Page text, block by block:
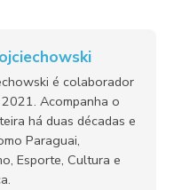
é colaborador
Acompanha o
há duas décadas e
Paraguai,
Esporte, Cultura e